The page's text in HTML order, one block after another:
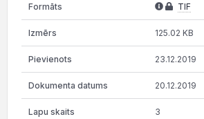
TIF
125.02 KB
23.12.2019
20.12.2019
3